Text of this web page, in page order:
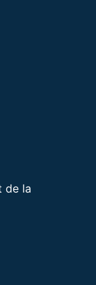
de la